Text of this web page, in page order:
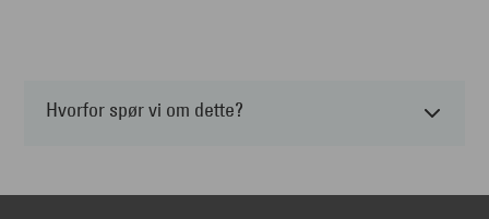
Hvorfor spør vi om dette?